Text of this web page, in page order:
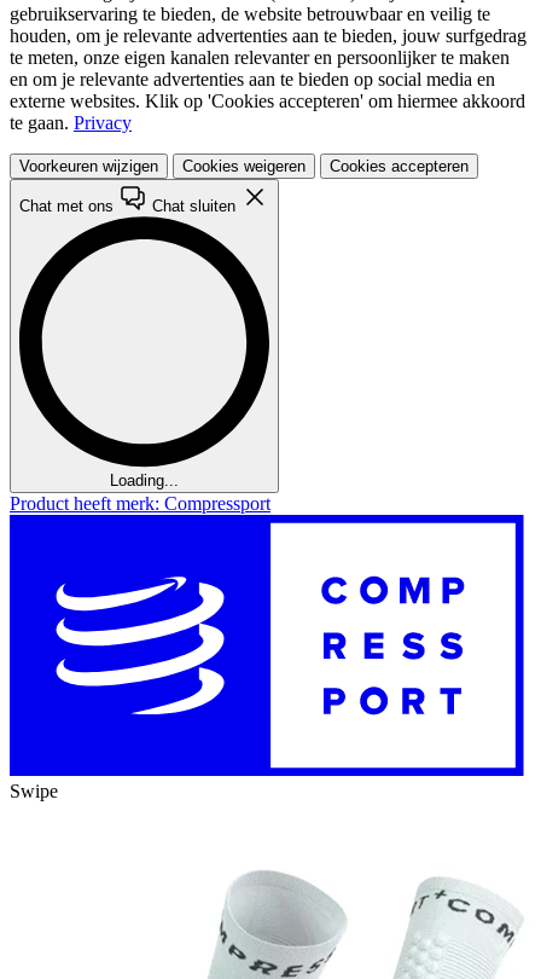
gebruikservaring te bieden, de website betrouwbaar en veilig te
houden, om je relevante advertenties aan te bieden, jouw surfgedrag
te meten, onze eigen kanalen relevanter en persoonlijker te maken
en om je relevante advertenties aan te bieden op social media en
externe websites. Klik op 'Cookies accepteren' om hiermee akkoord
te gaan. Privacy
Voorkeuren wijzigen Cookies weigeren Cookies accepteren
Chat met ons Chat sluiten
Loading...
Product heeft merk: Compressport
Swipe